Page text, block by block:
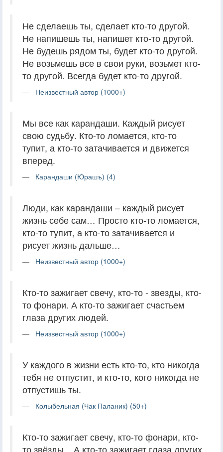
Не сделаешь ты, сделает кто-то другой.
Не напишешь ты, напишет кто-то другой.
Не будешь рядом ты, будет кто-то другой.
Не возьмешь все в свои руки, возьмет кто-
то другой. Всегда будет кто-то другой.
Неизвестный автор (1000+)
Мы все как карандаши. Каждый рисует
свою судьбу. Кто-то ломается, кто-то
тупит, а кто-то затачивается и движется
вперед.
Карандаши (Юрашъ) (4)
Люди, как карандаши – каждый рисует
жизнь себе сам… Просто кто-то ломается,
кто-то тупит, а кто-то затачивается и
рисует жизнь дальше…
Неизвестный автор (1000+)
Кто-то зажигает свечу, кто-то - звезды, кто-
то фонари. А кто-то зажигает счастьем
глаза других людей.
Неизвестный автор (1000+)
У каждого в жизни есть кто-то, кто никогда
тебя не отпустит, и кто-то, кого никогда не
отпустишь ты.
Колыбельная (Чак Паланик) (50+)
Кто-то зажигает свечу, кто-то фонари, кто-
то звёзды... А кто-то зажигает глаза других